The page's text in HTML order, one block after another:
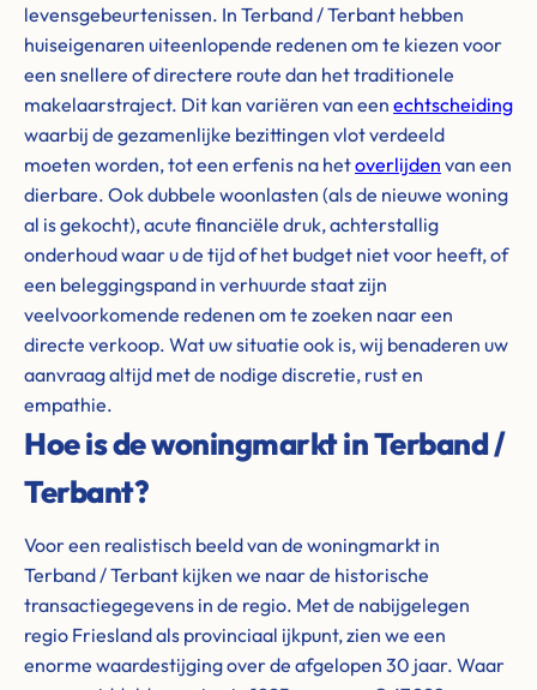
levensgebeurtenissen. In Terband / Terbant hebben
huiseigenaren uiteenlopende redenen om te kiezen voor
een snellere of directere route dan het traditionele
makelaarstraject. Dit kan variëren van een echtscheiding
waarbij de gezamenlijke bezittingen vlot verdeeld
moeten worden, tot een erfenis na hetoverlijden van een
dierbare. Ook dubbele woonlasten (als de nieuwe woning
al is gekocht), acute financiële druk, achterstallig
onderhoud waar u de tijd of het budget niet voor heeft, of
een beleggingspand in verhuurde staat zijn
veelvoorkomende redenen om te zoeken naar een
directe verkoop. Wat uw situatie ook is, wij benaderen uw
aanvraag altijd met de nodige discretie, rust en
empathie.
Hoe is de woningmarkt in Terband /
Terbant?
Voor een realistisch beeld van de woningmarkt in
Terband / Terbant kijken we naar de historische
transactiegegevens in de regio. Met de nabijgelegen
regio Friesland als provinciaal ijkpunt, zien we een
enorme waardestijging over de afgelopen 30 jaar. Waar